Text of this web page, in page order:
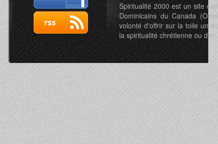
Spiritualité 2000 est un site
Dominicains du Canada
volonté d'offrir sur la toile un
la spiritualité chrétienne ou